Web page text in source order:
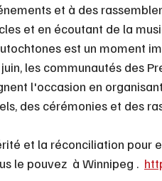
et à des
et en écoutant de la
est un moment
les communautés des
l'occasion en
des cérémonies et des
et la réconciliation pour
le pouvez  à Winnipeg .